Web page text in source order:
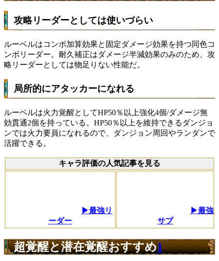
攻略リーダーとしては使いづらい
ルーベルはコンボ加算効果と固定ダメージ効果を持つ同色コ
ンボリーダー。耐久補正はダメージ半減効果のみのため、攻
略リーダーとしては物足りない性能だ。
局所的にアタッカーになれる
ルーベルは火力覚醒としてHP50％以上強化4個/ダメージ無
効貫通2個を持っている。HP50％以上を維持できるダンジョ
ンでは火力要員になれるので、ダンジョン周回やランダンで
活躍できる。
キャラ評価の人気記事を見る
▶最強リ
ーダー
▶最強
サブ
超覚醒と潜在覚醒おすすめ1